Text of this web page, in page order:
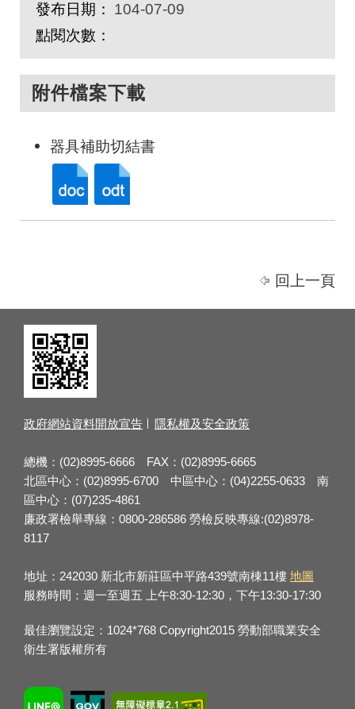
發布日期：
104-07-09
點閱次數：
附件檔案下載
器具補助切結書
回上一頁
政府網站資料開放宣告 隱私權及安全政策
總機：(02)8995-6666 FAX：(02)8995-6665
北區中心：(02)8995-6700 中區中心：(04)2255-0633 南
區中心：(07)235-4861
廉政署檢舉專線：0800-286586 勞檢反映專線:(02)8978-
8117
地址：242030 新北市新莊區中平路439號南棟11樓 地圖
服務時間：週一至週五 上午8:30-12:30，下午13:30-17:30
最佳瀏覽設定：1024*768 Copyright2015 勞動部職業安全
衛生署版權所有